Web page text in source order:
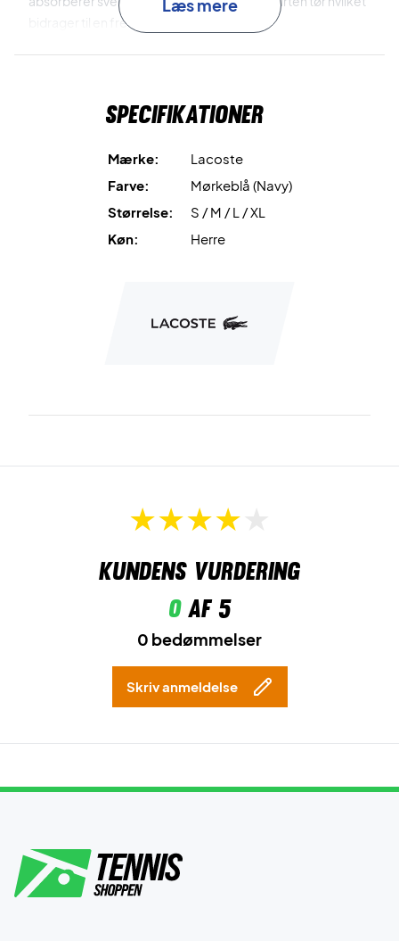
bidrager til en fremragende komfort.
Materiale: Polyester og bomuld.
Lacoste Nr: TH0970 00 525.
Læs mere
Specifikationer
Mærke:
Lacoste
Farve:
Mørkeblå (Navy)
Størrelse:
S / M / L / XL
Køn:
Herre
Kundens vurdering
0af 5
0 bedømmelser
Skriv anmeldelse